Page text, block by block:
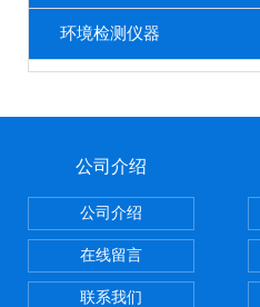
环境检测仪器
公司介绍
公司介绍
在线留言
联系我们